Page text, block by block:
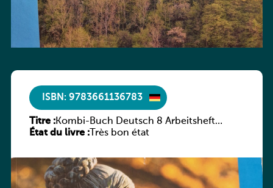
ISBN: 9783661136783
Titre :Kombi-Buch Deutsch 8 Arbeitsheft
(Neue Ausgabe Luxemburg)
État du livre :Très bon état